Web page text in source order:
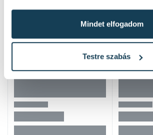
Mindet elfogadom
Testre szabás